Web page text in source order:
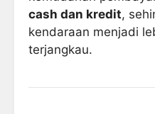
cash dan kredit,
kendaraan menjadi
terjangkau.